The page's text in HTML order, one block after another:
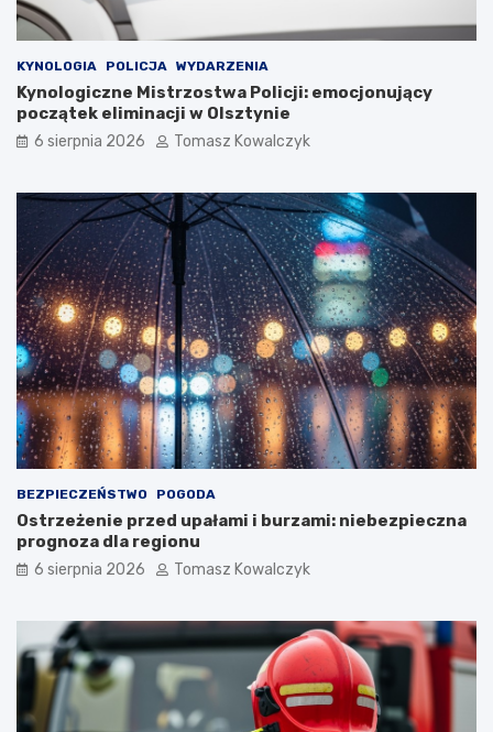
KYNOLOGIA POLICJA WYDARZENIA
Kynologiczne Mistrzostwa Policji: emocjonujący
początek eliminacji w Olsztynie
6 sierpnia 2026 Tomasz Kowalczyk
BEZPIECZEŃSTWO POGODA
Ostrzeżenie przed upałami i burzami: niebezpieczna
prognoza dla regionu
6 sierpnia 2026 Tomasz Kowalczyk